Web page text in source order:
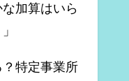
加算はいら
特定事業所